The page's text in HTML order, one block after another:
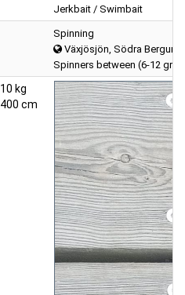
Jerkbait / Swimbait
Spinning
Växjösjön, Södra
Spinners between (6-12
10 kg
400 cm